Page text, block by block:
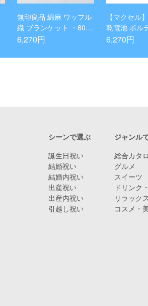
無印良品 綿麻 ワッフル
織 ブランケット ・80&ti
mes;130cm・生成 8475
6,270円
【マクセル
乾電池 ボル
0本セット
6,270円
シーンで選ぶ
誕生日祝い
結婚祝い
結婚内祝い
出産祝い
出産内祝い
引越し祝い
ジャンル
総合カタ
グルメ
スイーツ
ドリンク
リラックス
コスメ・